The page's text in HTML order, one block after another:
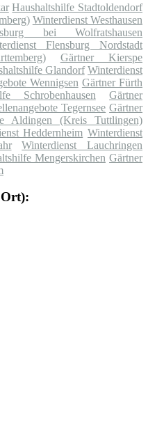
Haushaltshilfe Stadtoldendorf
Winterdienst Westhausen
bei Wolfratshausen
Flensburg Nordstadt
Gärtner Kierspe
Glandorf Winterdienst
Wennigsen Gärtner Fürth
Schrobenhausen
Gärtner
Tegernsee Gärtner
Aldingen (Kreis Tuttlingen)
Heddernheim Winterdienst
Winterdienst Lauchringen
Mengerskirchen Gärtner
Ort):